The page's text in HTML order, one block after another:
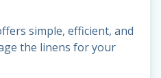
simple, efficient, and
the linens for your